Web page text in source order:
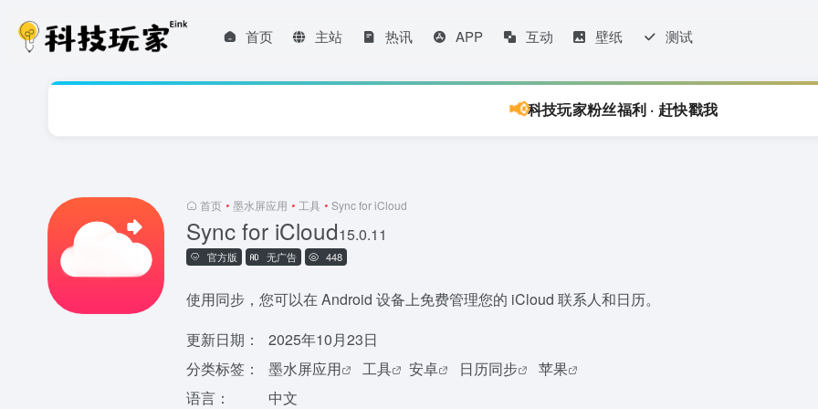
首页 主站 热讯 APP 互动 壁纸 测试
📢科技玩家粉丝福利 · 赶快戳我
首页 • 墨水屏应用 • 工具 • Sync for iCloud
Sync for iCloud15.0.11
官方版 无广告 448
使用同步，您可以在 Android 设备上免费管理您的 iCloud 联系人和日历。
更新日期：
2025年10月23日
分类标签：
墨水屏应用 工具 安卓 日历同步
苹果
语言：
中文